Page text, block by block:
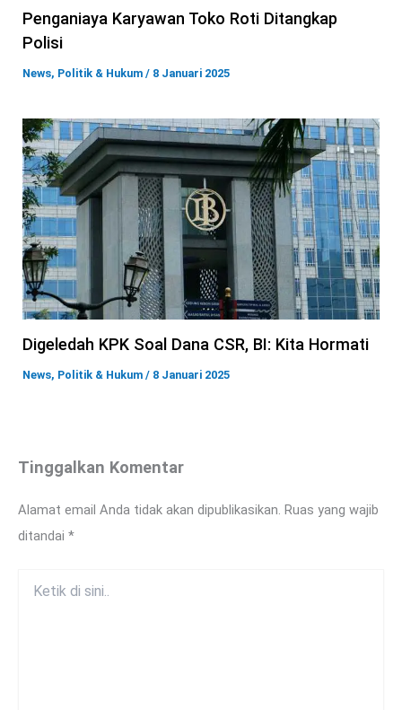
Penganiaya Karyawan Toko Roti Ditangkap
Polisi
News, Politik & Hukum / 8 Januari 2025
Digeledah KPK Soal Dana CSR, BI: Kita Hormati
News, Politik & Hukum / 8 Januari 2025
Tinggalkan Komentar
Alamat email Anda tidak akan dipublikasikan. Ruas yang wajib
ditandai *